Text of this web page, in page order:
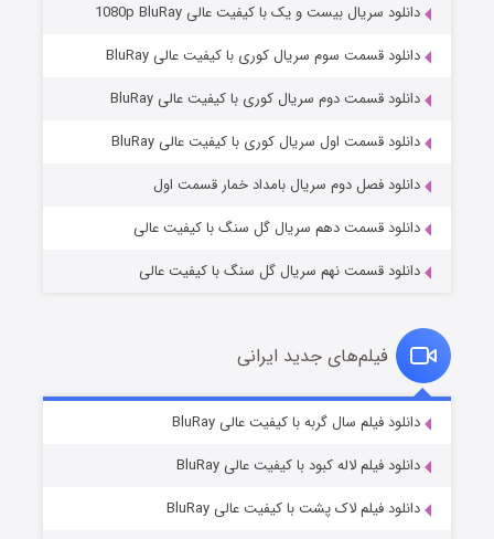
مردگان متحرک: شهر مرده ۳
قسمت۲ (زیرنویس) منتشر شد
قسمت۷ (زیرنویس) منتشر شد
دانلود سریال بیست و یک با کیفیت عالی 1080p BluRay
دانلود قسمت سوم سریال کوری با کیفیت عالی BluRay
دانلود قسمت دوم سریال کوری با کیفیت عالی BluRay
دانلود قسمت اول سریال کوری با کیفیت عالی BluRay
دانلود فصل دوم سریال بامداد خمار قسمت اول
دانلود قسمت دهم سریال گل سنگ با کیفیت عالی
دانلود قسمت نهم سریال گل سنگ با کیفیت عالی
فیلم‌های جدید ایرانی
دانلود فیلم سال گربه با کیفیت عالی BluRay
دانلود فیلم لاله کبود با کیفیت عالی BluRay
دانلود فیلم لاک پشت با کیفیت عالی BluRay